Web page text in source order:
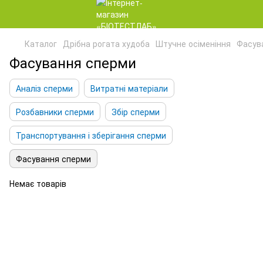
Каталог Дрібна рогата худоба Штучне осіменіння
Фасування сперми
Аналіз сперми
Витратні матеріали
Розбавники сперми
Збір сперми
Транспортування і зберігання сперми
Фасування сперми
Немає товарів